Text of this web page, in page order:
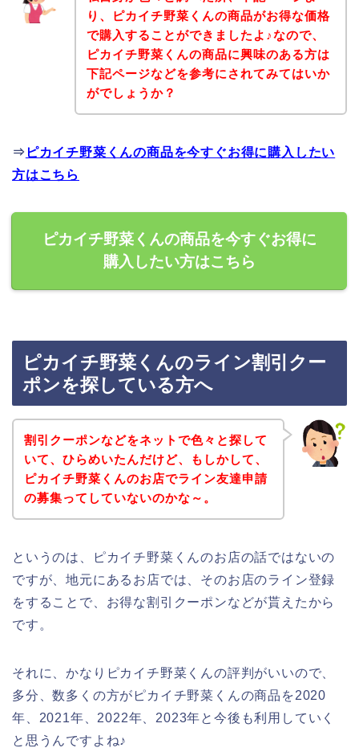
り、ピカイチ野菜くんの商品がお得な価格
で購入することができましたよ♪なので、
ピカイチ野菜くんの商品に興味のある方は
下記ページなどを参考にされてみてはいか
がでしょうか？
⇒ ピカイチ野菜くんの商品を今すぐお得に購入したい
方はこちら
ピカイチ野菜くんの商品を今すぐお得に
購入したい方はこちら
ピカイチ野菜くんのライン割引クー
ポンを探している方へ
割引クーポンなどをネットで色々と探して
いて、ひらめいたんだけど、もしかして、
ピカイチ野菜くんのお店でライン友達申請
の募集ってしていないのかな～。
というのは、ピカイチ野菜くんのお店の話ではないの
ですが、地元にあるお店では、そのお店のライン登録
をすることで、お得な割引クーポンなどが貰えたから
です。
それに、かなりピカイチ野菜くんの評判がいいので、
多分、数多くの方がピカイチ野菜くんの商品を2020
年、2021年、2022年、2023年と今後も利用していく
と思うんですよね♪